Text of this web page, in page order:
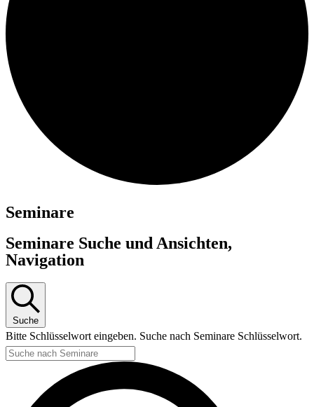
Seminare
Seminare Suche und Ansichten,
Navigation
Suche
Bitte Schlüsselwort eingeben. Suche nach Seminare Schlüsselwort.